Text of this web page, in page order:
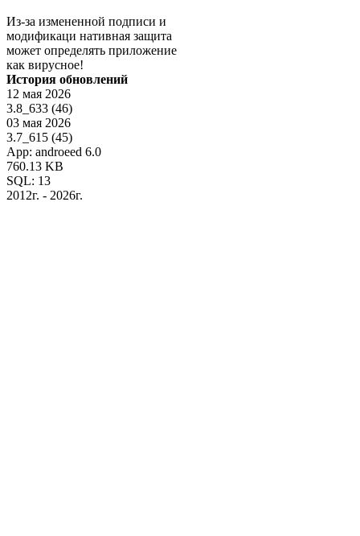
Из-за измененной подписи и
модификаци нативная защита
может определять приложение
как вирусное!
История обновлений
12 мая 2026
3.8_633 (46)
03 мая 2026
3.7_615 (45)
App: androeed 6.0
760.13 KB
SQL: 13
2012г. - 2026г.